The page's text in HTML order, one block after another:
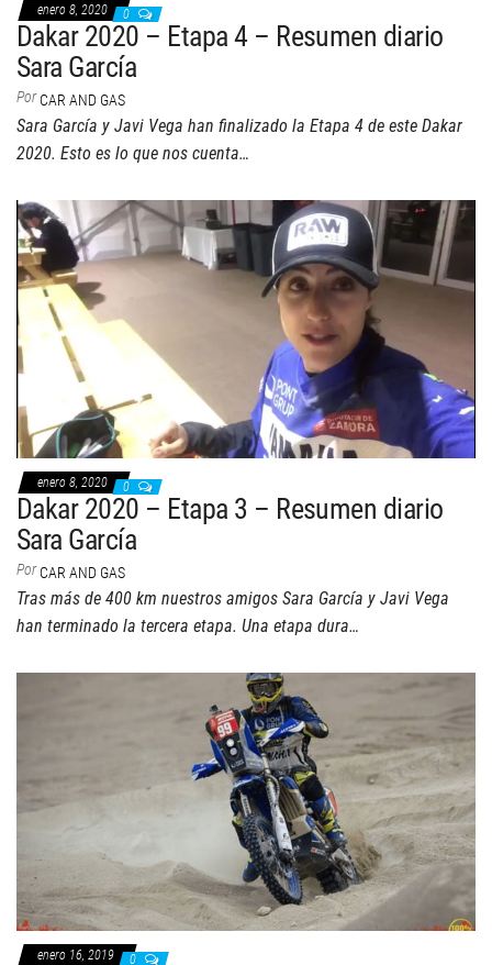
enero 8, 2020 0
Dakar 2020 – Etapa 4 – Resumen diario
Sara García
Por CAR AND GAS
Sara García y Javi Vega han finalizado la Etapa 4 de este Dakar
2020. Esto es lo que nos cuenta…
enero 8, 2020 0
Dakar 2020 – Etapa 3 – Resumen diario
Sara García
Por CAR AND GAS
Tras más de 400 km nuestros amigos Sara García y Javi Vega
han terminado la tercera etapa. Una etapa dura…
enero 16, 2019 0